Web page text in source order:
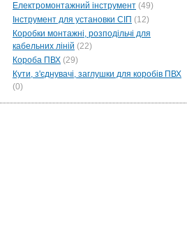
Електромонтажний інструмент (49)
Інструмент для установки СІП (12)
Коробки монтажні, розподільчі для
кабельних ліній (22)
Короба ПВХ (29)
Кути, з'єднувачі, заглушки для коробів ПВХ
(0)